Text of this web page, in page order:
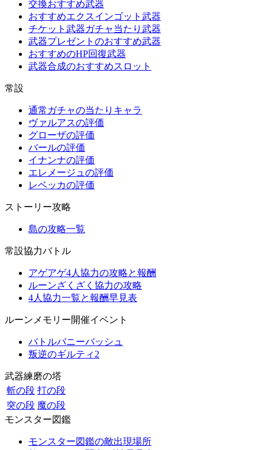
交換おすすめ武器
おすすめエクスインゴット武器
チケット武器ガチャ当たり武器
武器プレゼントのおすすめ武器
おすすめのHP回復武器
武器合成のおすすめスロット
常設
通常ガチャの当たりキャラ
ヴァルアスの評価
グローザの評価
バールの評価
イナンナの評価
エレメージュの評価
レベッカの評価
ストーリー攻略
島の攻略一覧
常設協力バトル
アゲアゲ4人協力の攻略と報酬
ルーンざくざく協力の攻略
4人協力一覧と報酬早見表
ルーンメモリー開催イベント
バトルバニーバッシュ
叛逆のギルティ2
武器練磨の塔
斬の段 打の段
突の段 魔の段
モンスター図鑑
モンスター図鑑の敵出現場所